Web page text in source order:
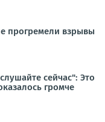
прогремели взрывы
сейчас": Это
громче